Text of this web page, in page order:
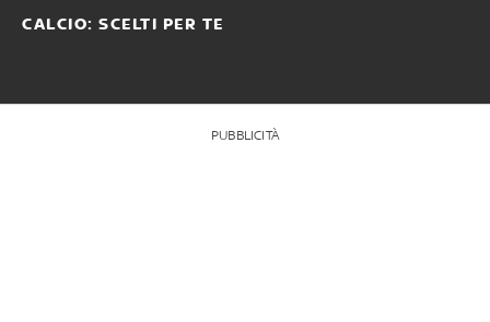
CALCIO: SCELTI PER TE
PUBBLICITÀ